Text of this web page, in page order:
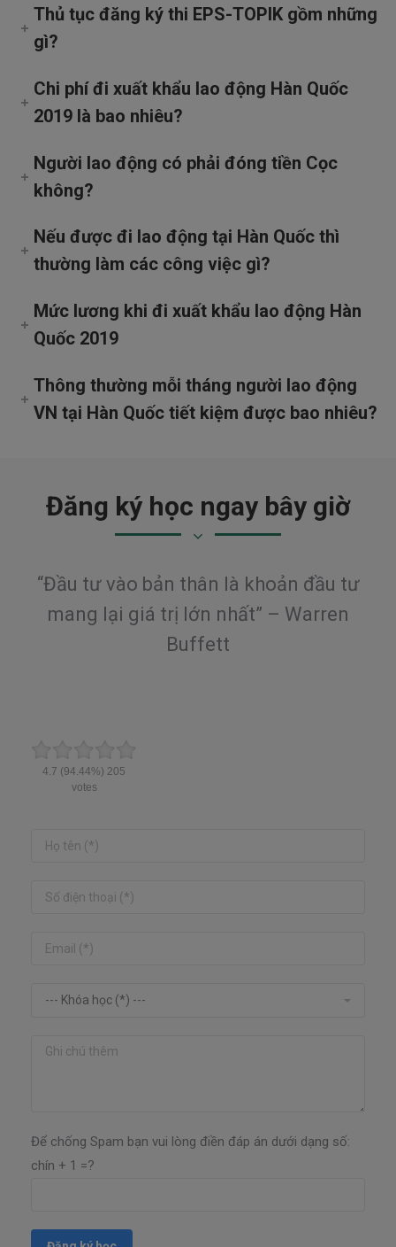
Thủ tục đăng ký thi EPS-TOPIK gồm những
gì?
Chi phí đi xuất khẩu lao động Hàn Quốc
2019 là bao nhiêu?
Người lao động có phải đóng tiền Cọc
không?
Nếu được đi lao động tại Hàn Quốc thì
thường làm các công việc gì?
Mức lương khi đi xuất khẩu lao động Hàn
Quốc 2019
Thông thường mỗi tháng người lao động
VN tại Hàn Quốc tiết kiệm được bao nhiêu?
Đăng ký học ngay bây giờ
“Đầu tư vào bản thân là khoản đầu tư
mang lại giá trị lớn nhất” – Warren
Buffett
4.7 (94.44%) 205
votes
Để chống Spam bạn vui lòng điền đáp án dưới dạng số:
chín + 1 =?